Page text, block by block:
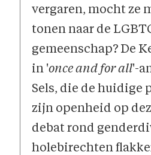
vergaren, mocht ze
tonen naar de
gemeenschap? De
in 'once and for all'-
Sels, die de huidige
zijn openheid op
debat rond
holebirechten